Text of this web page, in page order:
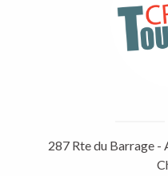
287 Rte du Barrage -